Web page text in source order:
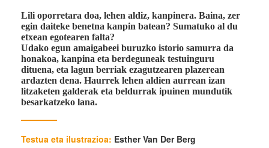
Lili oporretara doa, lehen aldiz, kanpinera. Baina, zer
egin daiteke benetna kanpin batean? Sumatuko al du
etxean egotearen falta?
Udako egun amaigabeei buruzko istorio samurra da
honakoa, kanpina eta berdeguneak testuinguru
dituena, eta lagun berriak ezagutzearen plazerean
ardazten dena. Haurrek lehen aldien aurrean izan
litzaketen galderak eta beldurrak ipuinen mundutik
besarkatzeko lana.
Testua eta ilustrazioa: Esther Van Der Berg